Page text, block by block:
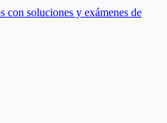
con soluciones y exámenes de